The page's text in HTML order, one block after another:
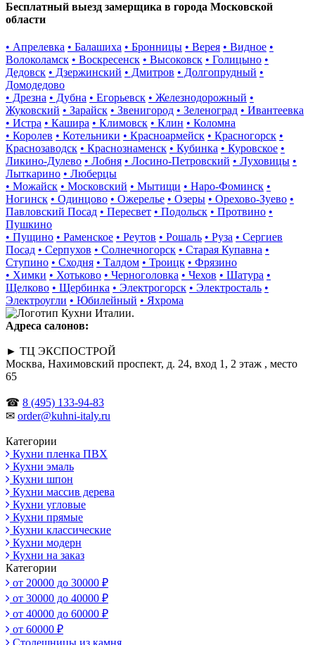
Бесплатный выезд замерщика в города Московской
области
• Апрелевка • Балашиха • Бронницы • Верея • Видное •
Волоколамск • Воскресенск • Высоковск • Голицыно •
Дедовск • Дзержинский • Дмитров • Долгопрудный •
Домодедово
• Дрезна • Дубна • Егорьевск • Железнодорожный •
Жуковский • Зарайск • Звенигород • Зеленоград • Ивантеевка
• Истра • Кашира • Климовск • Клин • Коломна
• Королев • Котельники • Красноармейск • Красногорск •
Краснозаводск • Краснознаменск • Кубинка • Куровское •
Ликино-Дулево • Лобня • Лосино-Петровский • Луховицы •
Лыткарино • Люберцы
• Можайск • Московский • Мытищи • Наро-Фоминск •
Ногинск • Одинцово • Ожерелье • Озеры • Орехово-Зуево •
Павловский Посад • Пересвет • Подольск • Протвино •
Пушкино
• Пущино • Раменское • Реутов • Рошаль • Руза • Сергиев
Посад • Серпухов • Солнечногорск • Старая Купавна •
Ступино • Сходня • Талдом • Троицк • Фрязино
• Химки • Хотьково • Черноголовка • Чехов • Шатура •
Щелково • Щербинка • Электрогорск • Электросталь •
Электроугли • Юбилейный • Яхрома
Адреса салонов:
► ТЦ ЭКСПОСТРОЙ
Москва, Нахимовский проспект, д. 24, вход 1, 2 этаж , место
65
☎ 8 (495) 133-94-83
✉ order@kuhni-italy.ru
Категории
Кухни пленка ПВХ
Кухни эмаль
Кухни шпон
Кухни массив дерева
Кухни угловые
Кухни прямые
Кухни классические
Кухни модерн
Кухни на заказ
Категории
от 20000 до 30000 ₽
от 30000 до 40000 ₽
от 40000 до 60000 ₽
от 60000 ₽